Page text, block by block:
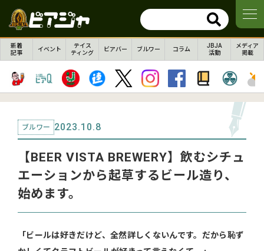
新着
記事
イベント
テイス
ティング
ビアバー ブルワー コラム
JBJA
活動
メディア
掲載
ブルワー 2023.10.8
【BEER VISTA BREWERY】飲むシチュ
エーションから起草するビール造り、
始めます。
「ビールは好きだけど、全然詳しくないんです。だから恥ず